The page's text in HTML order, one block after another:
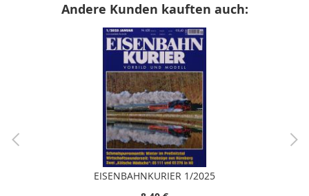
Andere Kunden kauften auch:
EISENBAHNKURIER 1/2025